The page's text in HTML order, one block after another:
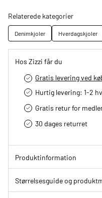
Relaterede kategorier
Denimkjoler Hverdagskjoler
Hos Zizzi får du
Gratis levering ved
Hurtig levering­: 1-2
Gratis retur for
30 dages returret
Produktinformation
Størrelsesguide og